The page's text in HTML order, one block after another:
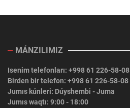
MÁNZILIMIZ
Isenim telefonları: +998 61 226-58-08
Birden bir telefon: +998 61 226-58-08
Jumıs kúnleri: Dúyshembi - Juma
Jumıs waqtı: 9:00 - 18:00